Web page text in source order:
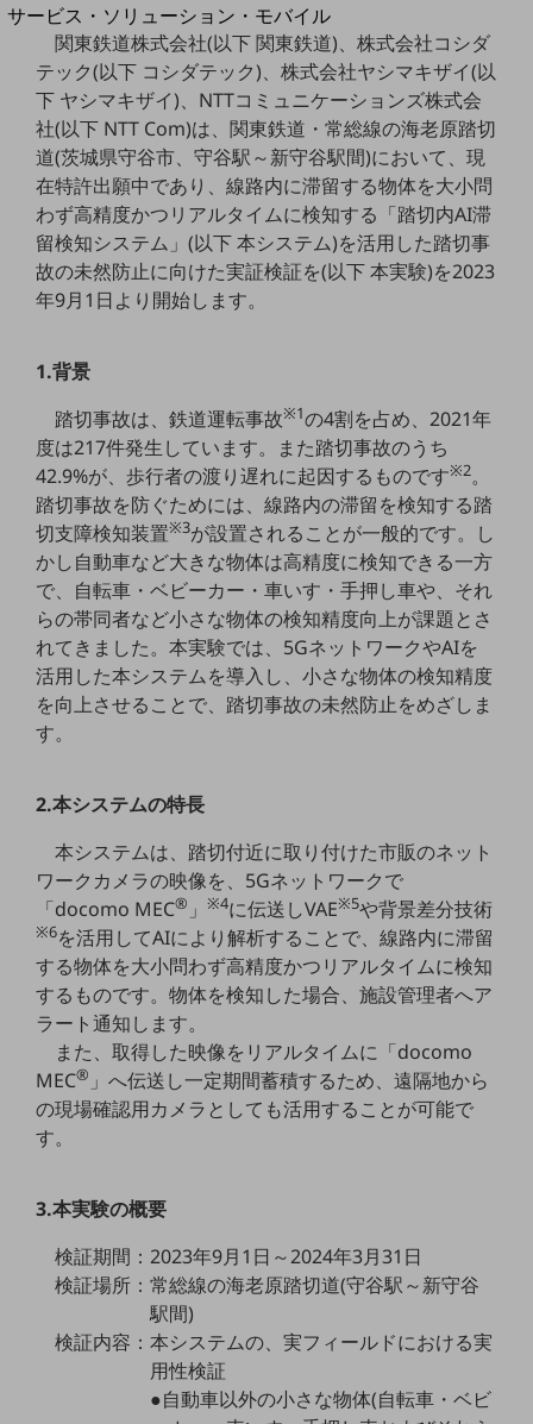
サービス・ソリューション・モバイル
サービス・ソリューションTOP
DXに関する課題を解決する
サービス・ソリューションをご紹介
カテゴリーで探す
カテゴリーで探すTOP
ネットワーク・モバイル
クラウド・データセンター
電話・映像コミュニケーション
データ利活用
運用管理
業務支援・マーケティング
災害対策・BCP
課題・ニーズで探す
課題・ニーズで探すTOP
コミュニケーション・情報共有
業務効率化
災害対策
職場環境整備
地域共創・地方創生
セキュリティ対策
遠隔監視
顧客体験（CX）改善
自動化・省電化
業種・業態で探す
業種・業態で探すTOP
医療・介護
関東鉄道株式会社(以下 関東鉄道)、株式会社コシダ
テック(以下 コシダテック)、株式会社ヤシマキザイ(以
下 ヤシマキザイ)、NTTコミュニケーションズ株式会
社(以下 NTT Com)は、関東鉄道・常総線の海老原踏切
道(茨城県守谷市、守谷駅～新守谷駅間)において、現
在特許出願中であり、線路内に滞留する物体を大小問
わず高精度かつリアルタイムに検知する「踏切内AI滞
留検知システム」(以下 本システム)を活用した踏切事
故の未然防止に向けた実証検証を(以下 本実験)を2023
年9月1日より開始します。
1.背景
踏切事故は、鉄道運転事故※1の4割を占め、2021年
度は217件発生しています。また踏切事故のうち
42.9%が、歩行者の渡り遅れに起因するものです※2。
踏切事故を防ぐためには、線路内の滞留を検知する踏
切支障検知装置※3が設置されることが一般的です。し
かし自動車など大きな物体は高精度に検知できる一方
で、自転車・ベビーカー・車いす・手押し車や、それ
らの帯同者など小さな物体の検知精度向上が課題とさ
れてきました。本実験では、5GネットワークやAIを
活用した本システムを導入し、小さな物体の検知精度
を向上させることで、踏切事故の未然防止をめざしま
す。
2.本システムの特長
本システムは、踏切付近に取り付けた市販のネット
ワークカメラの映像を、5Gネットワークで
「docomo MEC® 」※4に伝送しVAE※5や背景差分技術
※6を活用してAIにより解析することで、線路内に滞留
する物体を大小問わず高精度かつリアルタイムに検知
するものです。物体を検知した場合、施設管理者へア
ラート通知します。
また、取得した映像をリアルタイムに「docomo
MEC® 」へ伝送し一定期間蓄積するため、遠隔地から
の現場確認用カメラとしても活用することが可能で
す。
3.本実験の概要
検証期間：2023年9月1日～2024年3月31日
検証場所：常総線の海老原踏切道(守谷駅～新守谷
駅間)
検証内容：本システムの、実フィールドにおける実
用性検証
●自動車以外の小さな物体(自転車・ベビ